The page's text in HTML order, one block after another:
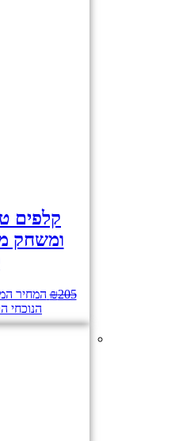
קלפים
ומשחק
₪205 המחיר
הנוכחי הוא: